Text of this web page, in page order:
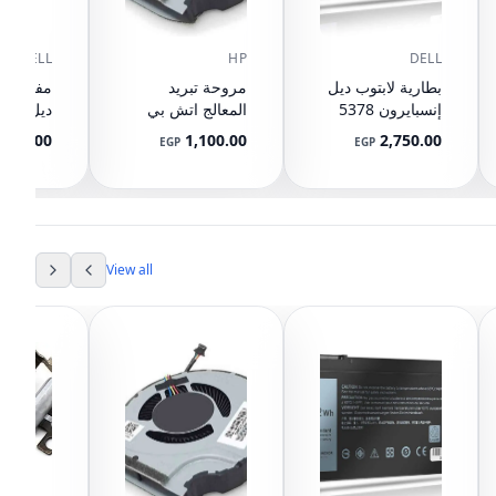
DELL
بطارية لابتوب ديل
إنسبايرون 5378
5565 5570 7560
7375 5379 17
WDX0R
2,750.00
EGP
HP
مروحة تبريد
المعالج اتش بي
L20335-001
1,100.00
EGP
DELL
مفصلات
380.00
View all